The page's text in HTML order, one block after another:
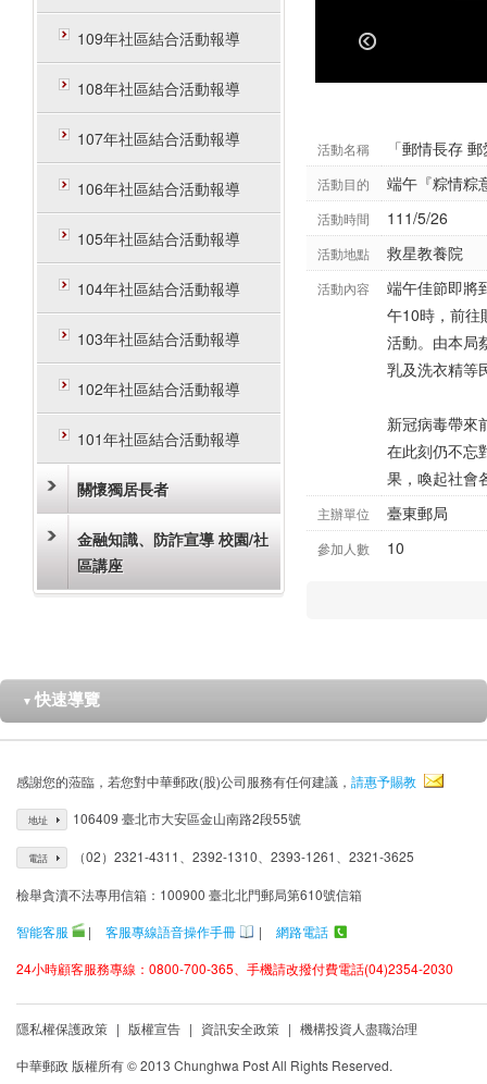
109年社區結合活動報導
108年社區結合活動報導
107年社區結合活動報導
106年社區結合活動報導
105年社區結合活動報導
104年社區結合活動報導
103年社區結合活動報導
102年社區結合活動報導
101年社區結合活動報導
關懷獨居長者
金融知識、防詐宣導 校園/社
區講座
活動名稱 「郵情長存
活動目的 端午『粽情粽
活動時間 111/5/26
活動地點 救星教養院
活動內容
端午佳節即將
午10時，前往
活動。由本局
乳及洗衣精等
新冠病毒帶來
在此刻仍不忘
果，喚起社會
主辦單位 臺東郵局
參加人數 10
▼ 快速導覽
感謝您的蒞臨，若您對中華郵政(股)公司服務有任何建議， 請惠予賜教
地址 106409 臺北市大安區金山南路2段55號
電話 （02）2321-4311、2392-1310、2393-1261、2321-3625
檢舉貪瀆不法專用信箱：100900 臺北北門郵局第610號信箱
智能客服
| 客服專線語音操作手冊 |
網路電話
24小時顧客服務專線：0800-700-365、手機請改撥付費電話(04)2354-2030
隱私權保護政策 | 版權宣告 | 資訊安全政策 | 機構投資人盡職治理
中華郵政 版權所有 © 2013 Chunghwa Post All Rights Reserved.